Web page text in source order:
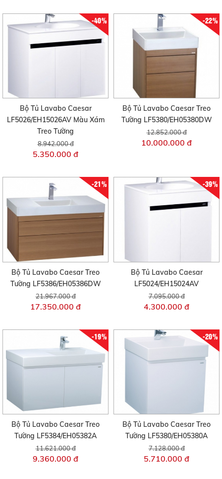
-40%
Bộ Tủ Lavabo Caesar
LF5026/EH15026AV Màu Xám
Treo Tường
8.942.000 đ
5.350.000 đ
-22%
Bộ Tủ Lavabo Caesar Treo
Tường LF5380/EH05380DW
12.852.000 đ
10.000.000 đ
-21%
Bộ Tủ Lavabo Caesar Treo
Tường LF5386/EH05386DW
21.967.000 đ
17.350.000 đ
-39%
Bộ Tủ Lavabo Caesar
LF5024/EH15024AV
7.095.000 đ
4.300.000 đ
-19%
Bộ Tủ Lavabo Caesar Treo
Tường LF5384/EH05382A
11.621.000 đ
9.360.000 đ
-20%
Bộ Tủ Lavabo Caesar Treo
Tường LF5380/EH05380A
7.128.000 đ
5.710.000 đ